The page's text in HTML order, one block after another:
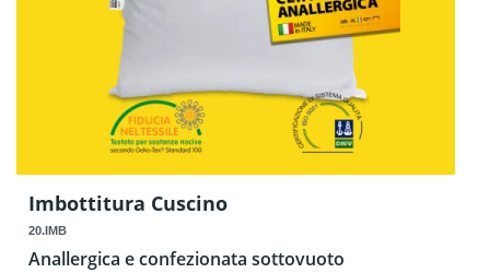
Imbottitura Cuscino
20.IMB
Anallergica e confezionata sottovuoto